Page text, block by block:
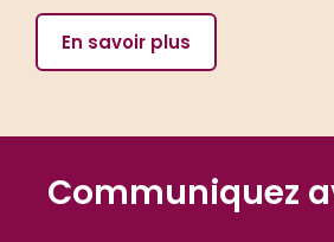
En savoir plus
Communiquez